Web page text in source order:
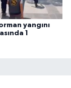
yangını
1